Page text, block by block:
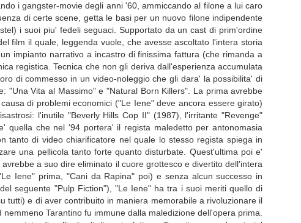
i gangster-movie degli anni '60, ammiccando al filone a lui caro
di certe scene, getta le basi per un nuovo filone indipendente
i suoi piu' fedeli seguaci. Supportato da un cast di prim'ordine
film il quale, leggenda vuole, che avesse ascoltato l'intera storia
impianto narrativo a incastro di finissima fattura (che rimanda a
registica. Tecnica che non gli deriva dall'esperienza accumulata
di commesso in un video-noleggio che gli dara' la possibilita' di
Vita al Massimo" e "Natural Born Killers". La prima avrebbe
di problemi economici ("Le Iene" deve ancora essere girato)
l'inutile "Beverly Hills Cop II" (1987), l'irritante "Revenge"
quella che nel '94 portera' il regista maledetto per antonomasia
tanto di video chiarificatore nel quale lo stesso regista spiega in
una pellicola tanto forte quanto disturbate. Quest'ultima poi e'
a suo dire eliminato il cuore grottesco e divertito dell'intera
Iene" prima, "Cani da Rapina" poi) e senza alcun successo in
seguente "Pulp Fiction"), "Le Iene" ha tra i suoi meriti quello di
tutti) e di aver contribuito in maniera memorabile a rivoluzionare il
Tarantino fu immune dalla maledizione dell'opera prima.